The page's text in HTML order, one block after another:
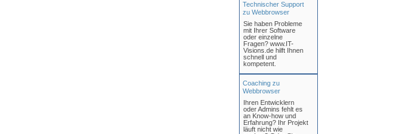
Technischer Support
zu Webbrowser
Sie haben Probleme
mit Ihrer Software
oder einzelne
Fragen? www.IT-
Visions.de hilft Ihnen
schnell und
kompetent.
Coaching zu
Webbrowser
Ihren Entwicklern
oder Admins fehlt es
an Know-how und
Erfahrung? Ihr Projekt
läuft nicht wie